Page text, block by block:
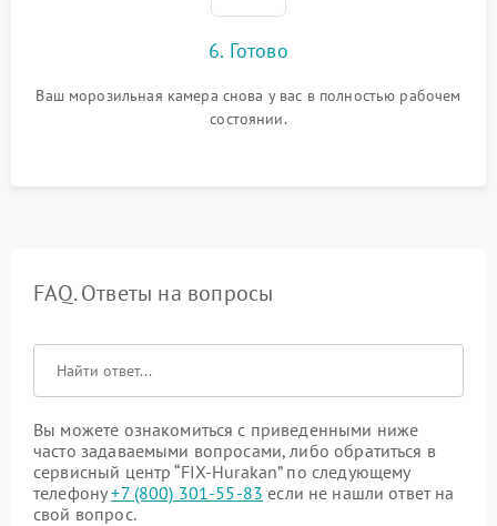
6. Готово
Ваш морозильная камера снова у вас в полностью рабочем
состоянии.
FAQ. Ответы на вопросы
Вы можете ознакомиться с приведенными ниже
часто задаваемыми вопросами, либо обратиться в
сервисный центр “FIX-Hurakan” по следующему
телефону+7 (800) 301-55-83 если не нашли ответ на
свой вопрос.